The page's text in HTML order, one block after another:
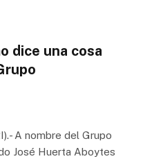
dice una cosa
A nombre del Grupo
José Huerta Aboytes